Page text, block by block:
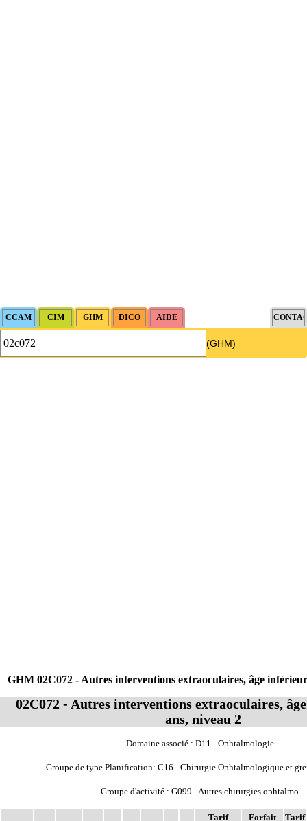
(GHM)
Tarif
Forfait
Tarif
GHM 02C072 - Autres interventions extraoculaires, âge
02C072 - Autres interventions extraoculaires,
ans, niveau 2
Domaine associé : D11 - Ophtalmologie
Groupe de type Planification: C16 - Chirurgie Ophtalmologique et
Groupe d'activité : G099 - Autres chirurgies ophtalmo